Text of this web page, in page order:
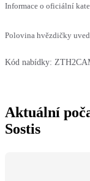
Informace o oficiální
Polovina hvězdičky
Kód nabídky:
Aktuální
Sostis